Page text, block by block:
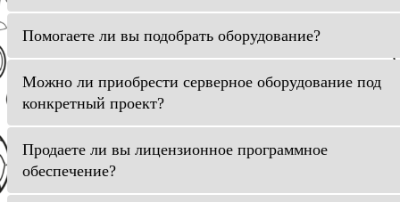
Помогаете ли вы подобрать оборудование?
Можно ли приобрести серверное оборудование под
конкретный проект?
Продаете ли вы лицензионное программное
обеспечение?